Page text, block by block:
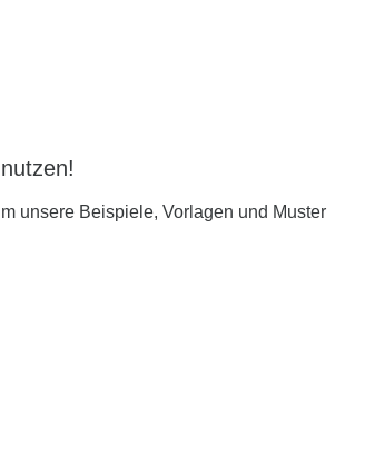
unsere Beispiele, Vorlagen und Muster